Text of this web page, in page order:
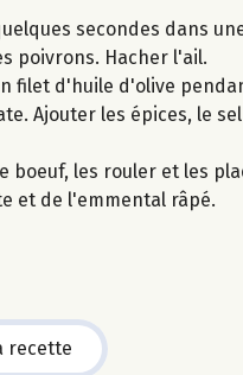
secondes dans
poivrons. Hacher l'ail.
filet d'huile d'olive
Ajouter les épices, le
les rouler et les
et de l'emmental râpé.
recette